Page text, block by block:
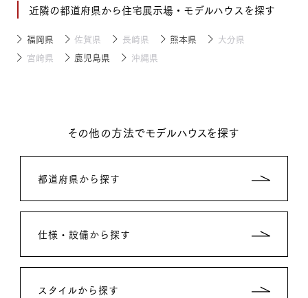
近隣の都道府県から住宅展示場・モデルハウスを探す
福岡県 佐賀県 長崎県 熊本県
大分県
宮崎県
鹿児島県 沖縄県
その他の方法でモデルハウスを探す
都道府県から探す
仕様・設備から探す
スタイルから探す